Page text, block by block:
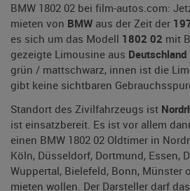
BMW 1802 02 bei film-autos.com:
mieten von BMW aus der Zeit der
es sich um das Modell 1802 02 mit
gezeigte Limousine aus Deutschland
grün / mattschwarz, innen ist die
gibt keine sichtbaren
Standort des Zivilfahrzeugs ist
ist einsatzbereit. Es ist vor allem
einen BMW 1802 02 Oldtimer in
Köln, Düsseldorf, Dortmund, Essen,
Wuppertal, Bielefeld, Bonn, Münster
mieten wollen. Der Darsteller darf